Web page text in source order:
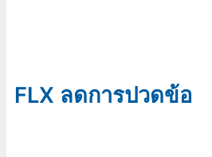
FLX ลดการปวดข้อ